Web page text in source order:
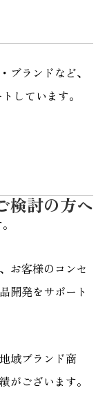
ブランドなど、
しています。
検討の方へ
お客様のコンセ
開発をサポート
域ブランド商
がございます。